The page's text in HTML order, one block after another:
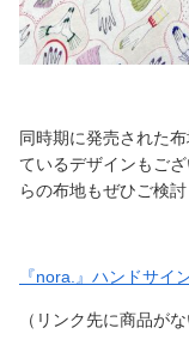
同時期に発売された
ているデザインもご
らの布地もぜひご検
『nora.』ハンドサイ
（リンク先に商品が